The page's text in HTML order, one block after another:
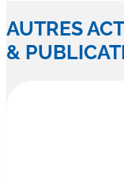
AUTRES
&